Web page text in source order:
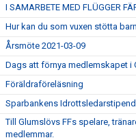
I SAMARBETE MED FLÜGGER
Hur kan du som vuxen stötta
Årsmöte 2021-03-09
Dags att förnya medlemskapet i
Föräldraföreläsning
Sparbankens
Till Glumslövs FFs spelare,
medlemmar.